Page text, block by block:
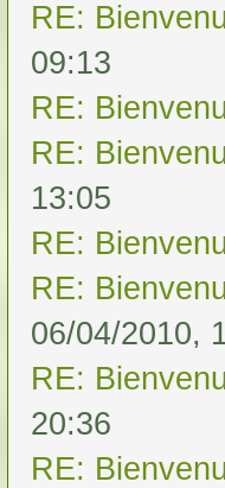
RE:
09:13
RE:
RE:
13:05
RE:
RE:
06/04/2010,
RE:
20:36
RE: